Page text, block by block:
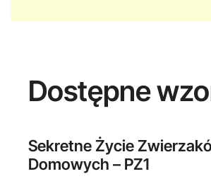
Dostępne
Sekretne Życie
Domowych – PZ1